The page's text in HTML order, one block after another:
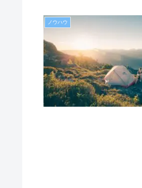
ノウハウ